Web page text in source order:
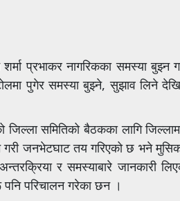
प्रभाकर नागरिकका समस्या
पुगेर समस्या बुझ्ने, सुझाव लिने
जिल्ला समितिको बैठकका लागि
गरीजनभेटघाटतय गरिएको छ भने
र समस्याबारे जानकारी
पनि परिचालन गरेका छन ।